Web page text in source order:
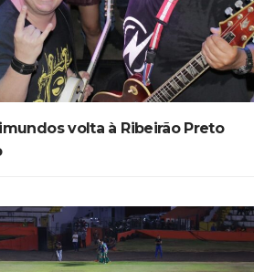
volta à Ribeirão Preto